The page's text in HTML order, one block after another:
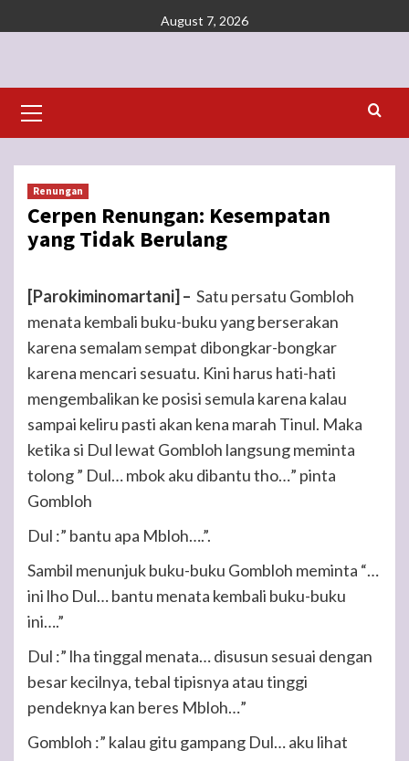
to
August 7, 2026
Menu
Renungan
Cerpen Renungan: Kesempatan
yang Tidak Berulang
[Parokiminomartani] – Satu persatu Gombloh
menata kembali buku-buku yang berserakan
karena semalam sempat dibongkar-bongkar
karena mencari sesuatu. Kini harus hati-hati
mengembalikan ke posisi semula karena kalau
sampai keliru pasti akan kena marah Tinul. Maka
ketika si Dul lewat Gombloh langsung meminta
tolong ” Dul… mbok aku dibantu tho…” pinta
Gombloh
Dul :” bantu apa Mbloh….”.
Sambil menunjuk buku-buku Gombloh meminta “…
ini lho Dul… bantu menata kembali buku-buku
ini….”
Dul :” lha tinggal menata… disusun sesuai dengan
besar kecilnya, tebal tipisnya atau tinggi
pendeknya kan beres Mbloh…”
Gombloh :” kalau gitu gampang Dul… aku lihat